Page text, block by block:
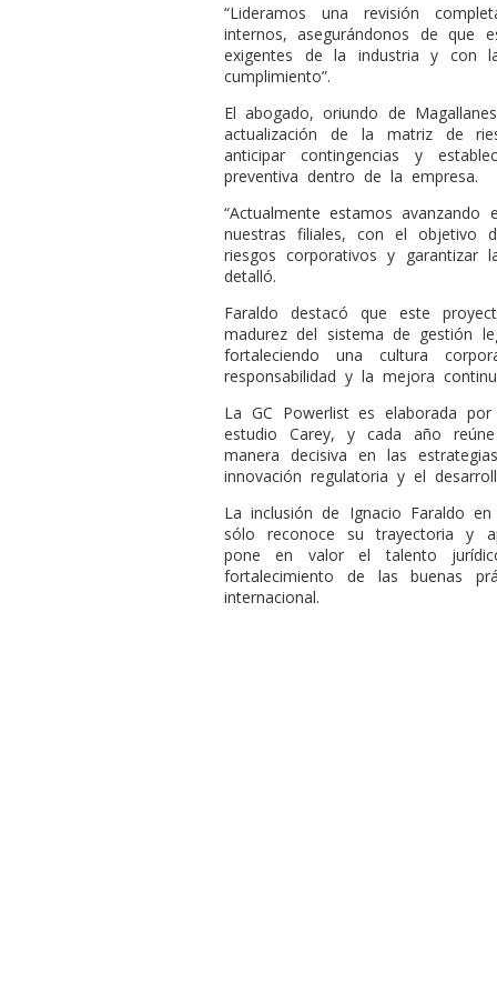
“Lideramos una revisión
internos, asegurándonos de que
exigentes de la industria y con
cumplimiento”.
El abogado, oriundo de
actualización de la matriz de
anticipar contingencias y
preventiva dentro de la empresa.
“Actualmente estamos
nuestras filiales, con el objetivo
riesgos corporativos y garantizar
detalló.
Faraldo destacó que este
madurez del sistema de gestión
fortaleciendo una cultura
responsabilidad y la mejora
La GC Powerlist es elaborada
estudio Carey, y cada año
manera decisiva en las
innovación regulatoria y el
La inclusión de Ignacio Faraldo
sólo reconoce su trayectoria y
pone en valor el talento
fortalecimiento de las buenas
internacional.